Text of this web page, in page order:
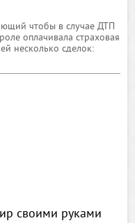
чтобы в случае ДТП
оплачивала страховая
несколько сделок:
своими руками